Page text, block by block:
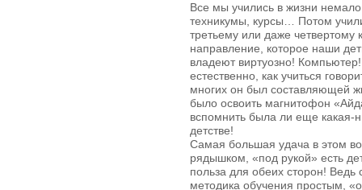
Все мы учились в жизни
техникумы, курсы… Потом
третьему или даже четвертому
направление, которое наши
владеют виртуозно!
естественно, как учиться
многих он был составляющей
было освоить магнитофон
вспомнить была ли еще какая-
детстве!
Самая большая удача в этом
рядышком, «под рукой» есть
польза для обеих сторон!
методика обучения простым,